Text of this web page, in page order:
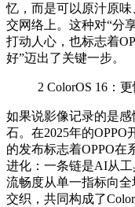
忆，而是可以原汁原
交网络上。这种对“分
打动人心，也标志着
好”迈出了关键一步。
2 ColorOS 16：
如果说影像记录的是
石。在2025年的OPPO
的发布标志着OPPO在
进化：一条链是AI从
流畅度从单一指标向
交织，共同构成了